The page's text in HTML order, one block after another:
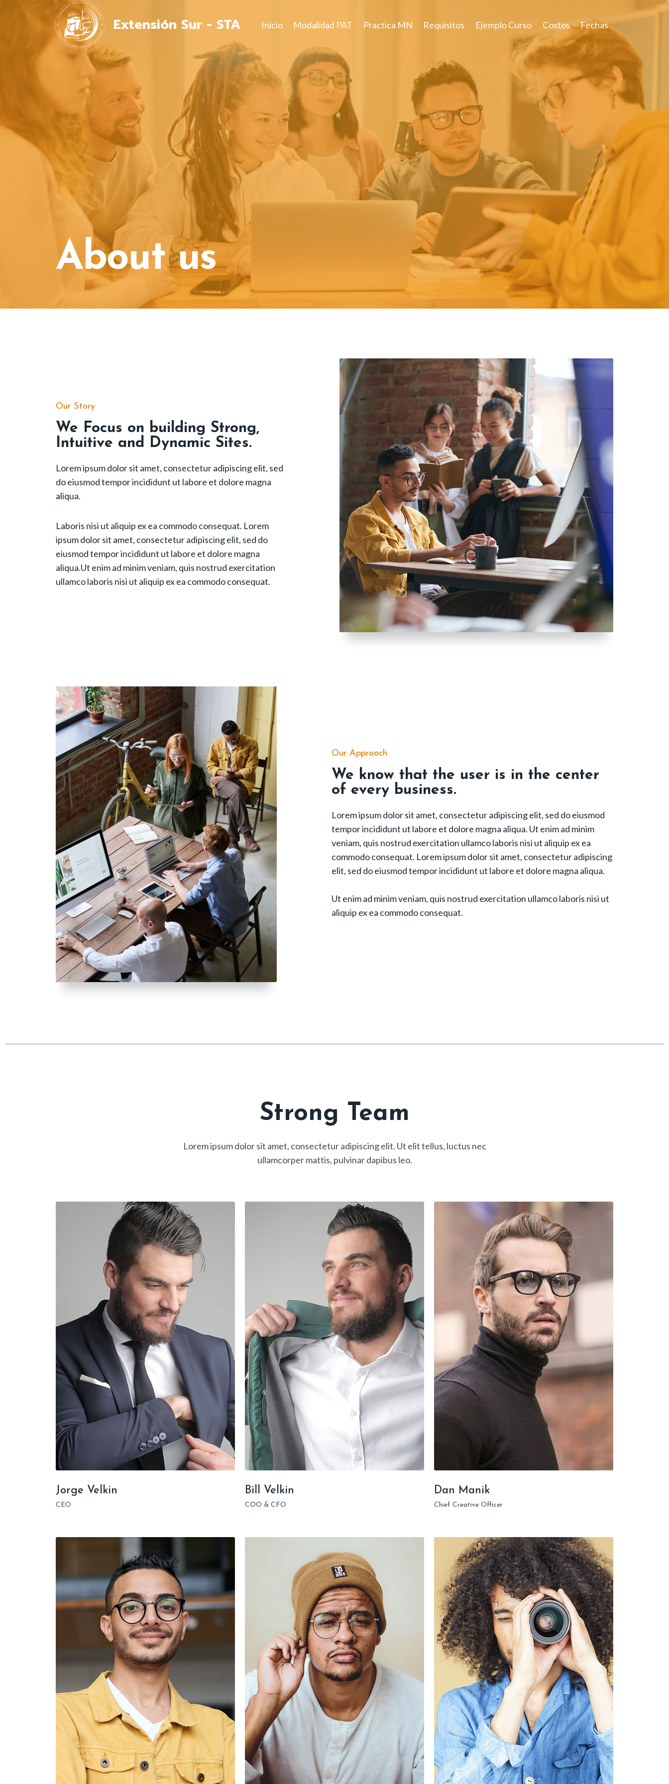
Extensión Sur - STA Inicio Modalidad PAT Practica MN Requisitos Ejemplo Curso Costos Fechas
About us
Our Story
We Focus on building Strong,
Intuitive and Dynamic Sites.
Lorem ipsum dolor sit amet, consectetur adipiscing elit, sed
do eiusmod tempor incididunt ut labore et dolore magna
aliqua.
Laboris nisi ut aliquip ex ea commodo consequat. Lorem
ipsum dolor sit amet, consectetur adipiscing elit, sed do
eiusmod tempor incididunt ut labore et dolore magna
aliqua.Ut enim ad minim veniam, quis nostrud exercitation
ullamco laboris nisi ut aliquip ex ea commodo consequat.
Our Approach
We know that the user is in the center
of every business.
Lorem ipsum dolor sit amet, consectetur adipiscing elit, sed do eiusmod
tempor incididunt ut labore et dolore magna aliqua. Ut enim ad minim
veniam, quis nostrud exercitation ullamco laboris nisi ut aliquip ex ea
commodo consequat. Lorem ipsum dolor sit amet, consectetur adipiscing
elit, sed do eiusmod tempor incididunt ut labore et dolore magna aliqua.
Ut enim ad minim veniam, quis nostrud exercitation ullamco laboris nisi ut
aliquip ex ea commodo consequat.
Strong Team
Lorem ipsum dolor sit amet, consectetur adipiscing elit. Ut elit tellus, luctus nec
ullamcorper mattis, pulvinar dapibus leo.
Jorge Velkin
CEO
Bill Velkin
COO & CFO
Dan Manik
Chief Creative Officer